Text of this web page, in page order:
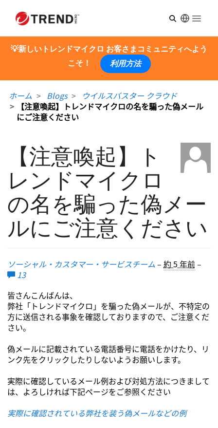
Open
💡新しいトレンドマイクロ お客さまコミュニティへよう
こそ！
利用方法
ホーム Blogs
ウイルスバスター クラウド
【注意喚起】トレンドマイクロの名を騙った偽メール
にご注意ください
【注意喚起】ト
レンドマイクロ
の名を騙った偽メー
ルにご注意ください
ソーシャル・カスタマー・サービスチーム – 約 5 年前–
13
皆さんこんばんは、
弊社「トレンドマイクロ」を騙った偽メールが、不特定の
方に送信される事象を確認しておりますので、ご注意くだ
さい。
偽メールに記載されている電話番号に電話をかけたり、リ
ンク先をクリックしたりしないようお願いします。
実際に確認しているメール例および対処方法につきまして
は、よろしければ下記ページをご参照ください
実際に確認されている弊社を装う偽メールなどの例